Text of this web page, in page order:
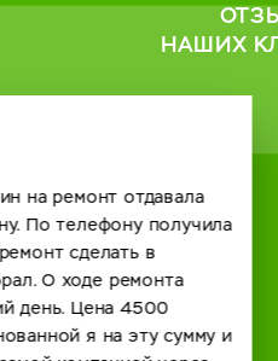
НАШИХ
Ремонт нужен был
семейном кафе.
приезде мастера
ремонтом на отлично и по
и цена за услугу вполне
сотрудничать и в будущем